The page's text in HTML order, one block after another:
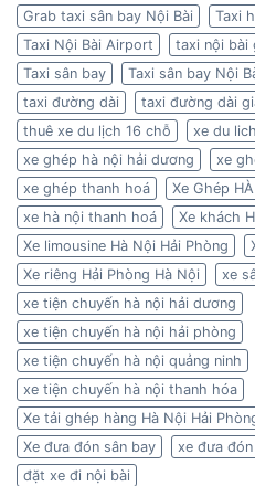
Grab taxi sân bay Nội Bài
Taxi
Taxi Nội Bài Airport
taxi nội bài
Taxi sân bay
Taxi sân bay Nội
taxi đường dài
taxi đường dài
thuê xe du lịch 16 chỗ
xe du
xe ghép hà nội hải dương
xe
xe ghép thanh hoá
Xe Ghép
xe hà nội thanh hoá
Xe khách
Xe limousine Hà Nội Hải Phòng
Xe riêng Hải Phòng Hà Nội
xe
xe tiện chuyến hà nội hải dương
xe tiện chuyến hà nội hải phòng
xe tiện chuyến hà nội quảng ninh
xe tiện chuyến hà nội thanh hóa
Xe tải ghép hàng Hà Nội Hải
Xe đưa đón sân bay
xe đưa
đặt xe đi nội bài